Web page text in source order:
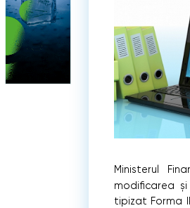
Ministerul
modificarea și
tipizat Forma